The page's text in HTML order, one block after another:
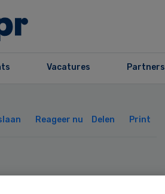
Vacatures Partners
Reageer nu Delen Print